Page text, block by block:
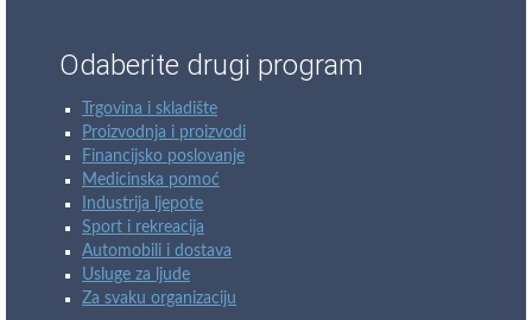
Odaberite drugi program
Trgovina i skladište
Proizvodnja i proizvodi
Financijsko poslovanje
Medicinska pomoć
Industrija ljepote
Sport i rekreacija
Automobili i dostava
Usluge za ljude
Za svaku organizaciju